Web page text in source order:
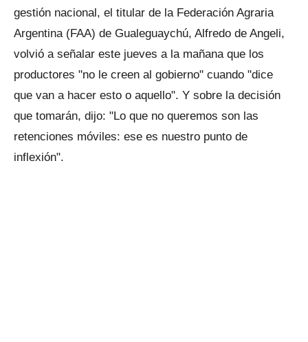
gestión nacional, el titular de la Federación Agraria
Argentina (FAA) de Gualeguaychú, Alfredo de Angeli,
volvió a señalar este jueves a la mañana que los
productores "no le creen al gobierno" cuando "dice
que van a hacer esto o aquello". Y sobre la decisión
que tomarán, dijo: "Lo que no queremos son las
retenciones móviles: ese es nuestro punto de
inflexión".